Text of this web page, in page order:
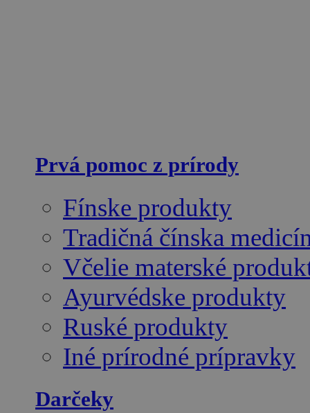
Prvá pomoc z prírody
Fínske produkty
Tradičná čínska
Včelie materské
Ayurvédske produkty
Ruské produkty
Iné prírodné prípravky
Darčeky